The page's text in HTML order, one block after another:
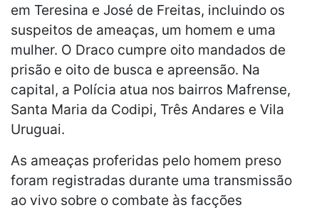
em Teresina e José de Freitas, incluindo os
suspeitos de ameaças, um homem e uma
mulher. O Draco cumpre oito mandados de
prisão e oito de busca e apreensão. Na
capital, a Polícia atua nos bairros Mafrense,
Santa Maria da Codipi, Três Andares e Vila
Uruguai.
As ameaças proferidas pelo homem preso
foram registradas durante uma transmissão
ao vivo sobre o combate às facções